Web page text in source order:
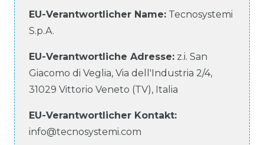
EU-Verantwortlicher Name: Tecnosystemi
S.p.A.
EU-Verantwortliche Adresse: z.i. San
Giacomo di Veglia, Via dell'Industria 2/4,
31029 Vittorio Veneto (TV), Italia
EU-Verantwortlicher Kontakt:
info@tecnosystemi.com